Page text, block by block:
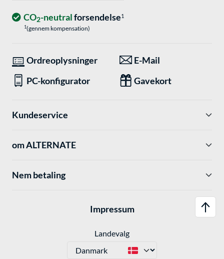
CO2-neutralforsendelse1
1(gennem kompensation)
Ordreoplysninger
E-Mail
PC-konfigurator
Gavekort
Kundeservice
om ALTERNATE
Nem betaling
Impressum
Landevalg